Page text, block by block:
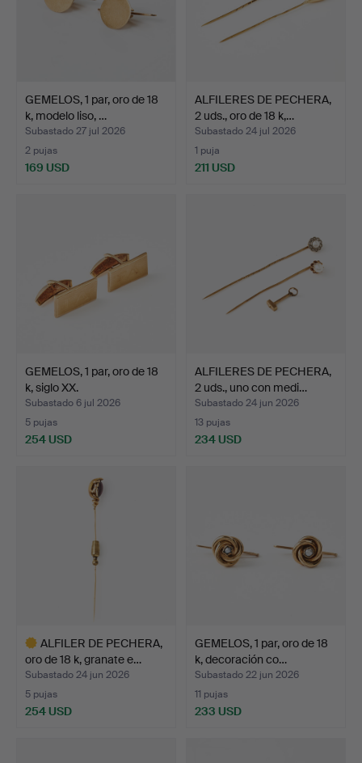
GEMELOS, 1 par, oro de 18
k, modelo liso, …
Subastado 27 jul 2026
2 pujas
169 USD
ALFILERES DE PECHERA,
2 uds., oro de 18 k,…
Subastado 24 jul 2026
1 puja
211 USD
GEMELOS, 1 par, oro de 18
k, siglo XX.
Subastado 6 jul 2026
5 pujas
254 USD
ALFILERES DE PECHERA,
2 uds., uno con medi…
Subastado 24 jun 2026
13 pujas
234 USD
ALFILER DE PECHERA,
oro de 18 k, granate e…
Subastado 24 jun 2026
5 pujas
254 USD
GEMELOS, 1 par, oro de 18
k, decoración co…
Subastado 22 jun 2026
11 pujas
233 USD